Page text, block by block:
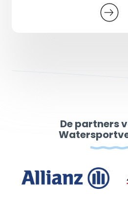
De partners